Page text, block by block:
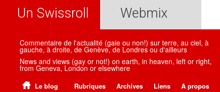
Un Swissroll Webmix
Commentaire de l'actualité (gaie ou non!) sur terre, au ciel, à
gauche, à droite, de Genève, de Londres ou d'ailleurs
News and views (gay or not!) on earth, in heaven, left or right,
from Geneva, London or elsewhere
Le blog Rubriques Archives Liens A propos